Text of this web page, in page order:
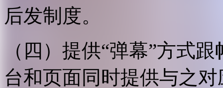
后发制度。
（四）提供“弹幕”方式
台和页面同时提供与之